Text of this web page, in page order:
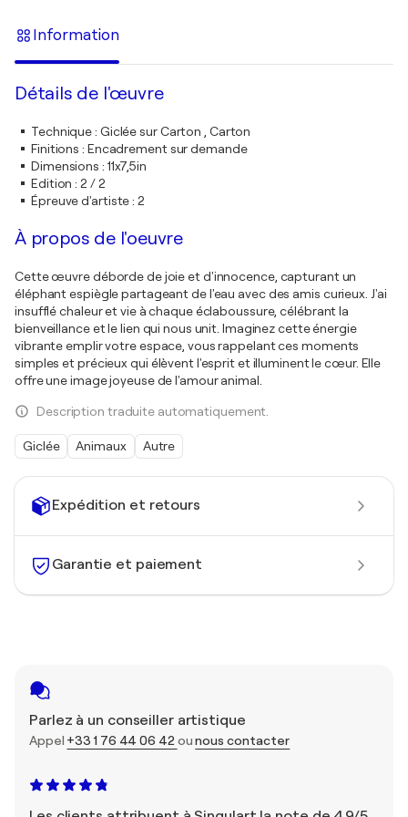
Expédition et retours
Garantie et paiement
Parlez à un conseiller artistique
Appel +33 1 76 44 06 42 ounous contacter
Information
Détails de l'œuvre
Technique: Giclée sur Carton , Carton
Finitions : Encadrement sur demande
Dimensions : 11x7,5in
Edition : 2 / 2
Épreuve d'artiste: 2
À propos de l'oeuvre
Cette œuvre déborde de joie et d'innocence, capturant un
éléphant espiègle partageant de l'eau avec des amis curieux. J'ai
insufflé chaleur et vie à chaque éclaboussure, célébrant la
bienveillance et le lien qui nous unit. Imaginez cette énergie
vibrante emplir votre espace, vous rappelant ces moments
simples et précieux qui élèvent l'esprit et illuminent le cœur. Elle
offre une image joyeuse de l'amour animal.
Description traduite automatiquement.
Giclée Animaux Autre